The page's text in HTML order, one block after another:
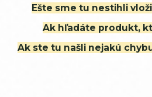
Ešte sme tu nestihli
Ak hľadáte produkt,
Ak ste tu našli nejakú